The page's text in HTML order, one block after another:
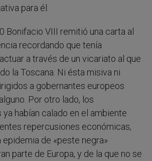
para él.
Bonifacio VIII remitió una carta al
recordando que tenía
a través de un vicariato al que
la Toscana. Ni ésta misiva ni
a gobernantes europeos
Por otro lado, los
habían calado en el ambiente
repercusiones económicas,
epidemia de «peste negra»
parte de Europa, y de la que no se